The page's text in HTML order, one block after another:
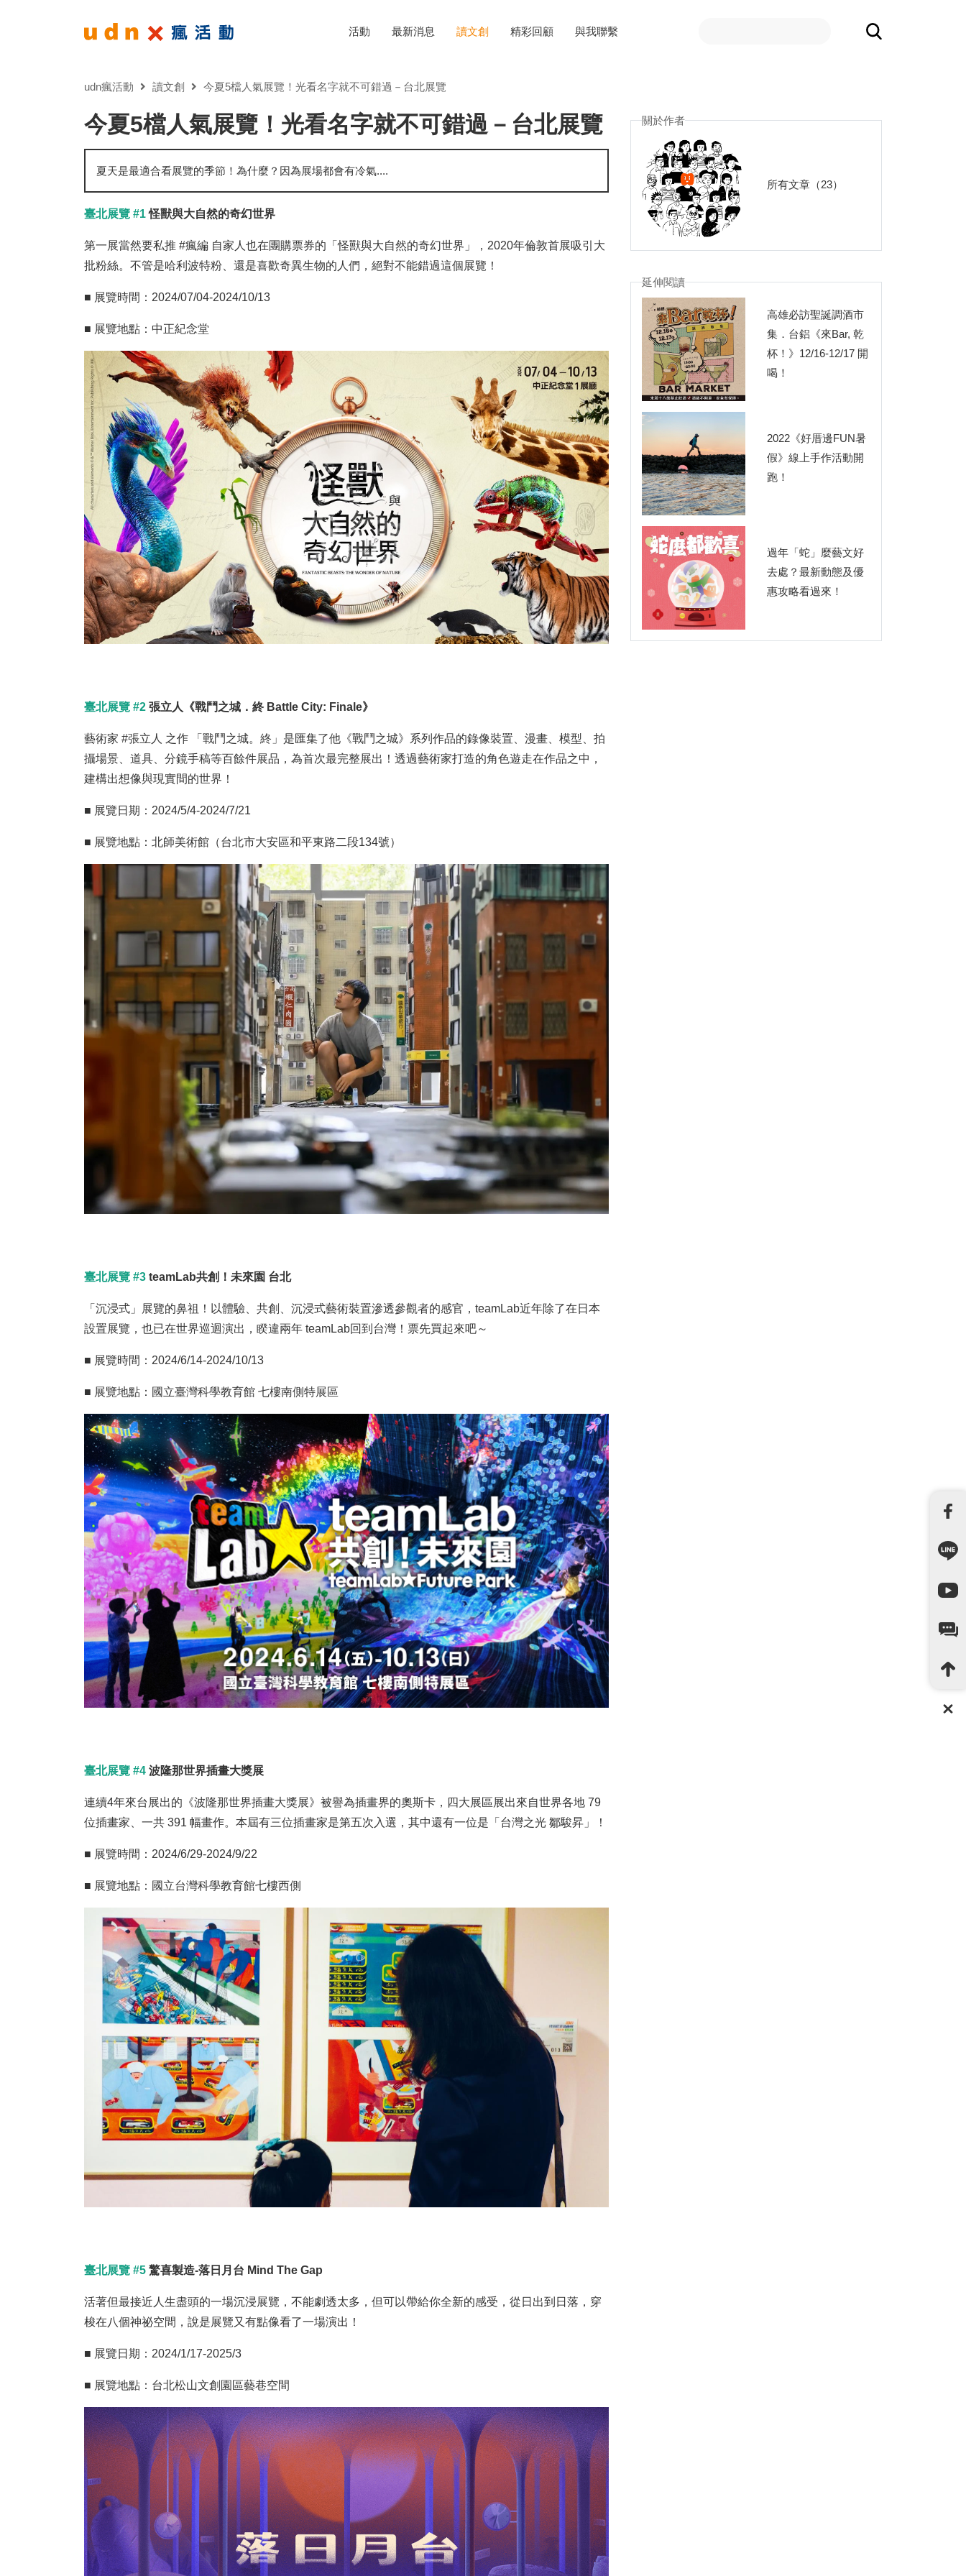
活動 最新消息 讀文創 精彩回顧 與我聯繫
udn瘋活動 讀文創 今夏5檔人氣展覽！光看名字就不可錯過－台北展覽
今夏5檔人氣展覽！光看名字就不可錯過－台北展覽
夏天是最適合看展覽的季節！為什麼？因為展場都會有冷氣....
臺北展覽 #1怪獸與大自然的奇幻世界
第一展當然要私推 #瘋編 自家人也在團購票券的「怪獸與大自然的奇幻世界」，2020年倫敦首展吸引大
批粉絲。不管是哈利波特粉、還是喜歡奇異生物的人們，絕對不能錯過這個展覽！
■ 展覽時間：2024/07/04-2024/10/13
■ 展覽地點：中正紀念堂
臺北展覽 #2 張立人《戰鬥之城．終 Battle City: Finale》
藝術家 #張立人 之作 「戰鬥之城。終」是匯集了他《戰鬥之城》系列作品的錄像裝置、漫畫、模型、拍
攝場景、道具、分鏡手稿等百餘件展品，為首次最完整展出！透過藝術家打造的角色遊走在作品之中，
建構出想像與現實間的世界！
■ 展覽日期：2024/5/4-2024/7/21
■ 展覽地點：北師美術館（台北市大安區和平東路二段134號）
臺北展覽 #3 teamLab共創！未來園 台北
「沉浸式」展覽的鼻祖！以體驗、共創、沉浸式藝術裝置滲透參觀者的感官，teamLab近年除了在日本
設置展覽，也已在世界巡迴演出，睽違兩年 teamLab回到台灣！票先買起來吧～
■ 展覽時間：2024/6/14-2024/10/13
■ 展覽地點：國立臺灣科學教育館 七樓南側特展區
臺北展覽 #4 波隆那世界插畫大獎展
連續4年來台展出的《波隆那世界插畫大獎展》被譽為插畫界的奧斯卡，四大展區展出來自世界各地 79
位插畫家、一共 391 幅畫作。本屆有三位插畫家是第五次入選，其中還有一位是「台灣之光 鄒駿昇」！
■ 展覽時間：2024/6/29-2024/9/22
■ 展覽地點：國立台灣科學教育館七樓西側
臺北展覽 #5 驚喜製造-落日月台 Mind The Gap
活著但最接近人生盡頭的一場沉浸展覽，不能劇透太多，但可以帶給你全新的感受，從日出到日落，穿
梭在八個神祕空間，說是展覽又有點像看了一場演出！
■ 展覽日期：2024/1/17-2025/3
■ 展覽地點：台北松山文創園區藝巷空間
關於作者
所有文章（23）
延伸閱讀
高雄必訪聖誕調酒市
集．台鋁《來Bar, 乾
杯！》12/16-12/17 開
喝！
2022《好厝邊FUN暑
假》線上手作活動開
跑！
過年「蛇」麼藝文好
去處？最新動態及優
惠攻略看過來！